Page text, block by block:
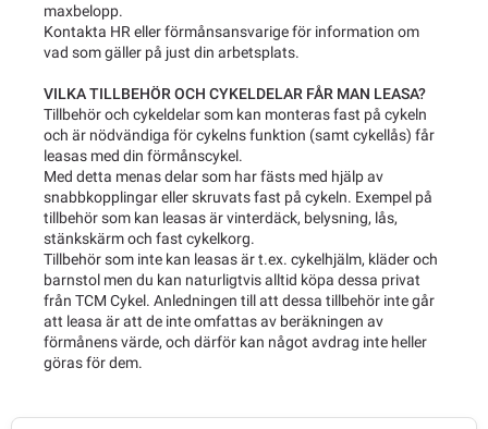
maxbelopp.
Kontakta HR eller förmånsansvarige för information om
vad som gäller på just din arbetsplats.
VILKA TILLBEHÖR OCH CYKELDELAR FÅR MAN LEASA?
Tillbehör och cykeldelar som kan monteras fast på cykeln
och är nödvändiga för cykelns funktion (samt cykellås) får
leasas med din förmånscykel.
Med detta menas delar som har fästs med hjälp av
snabbkopplingar eller skruvats fast på cykeln. Exempel på
tillbehör som kan leasas är vinterdäck, belysning, lås,
stänkskärm och fast cykelkorg.
Tillbehör som inte kan leasas är t.ex. cykelhjälm, kläder och
barnstol men du kan naturligtvis alltid köpa dessa privat
från TCM Cykel. Anledningen till att dessa tillbehör inte går
att leasa är att de inte omfattas av beräkningen av
förmånens värde, och därför kan något avdrag inte heller
göras för dem.